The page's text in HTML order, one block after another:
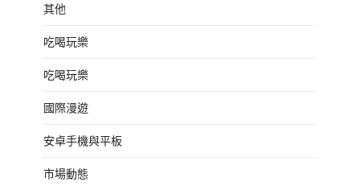
其他
吃喝玩樂
吃喝玩樂
國際漫遊
安卓手機與平板
市場動態